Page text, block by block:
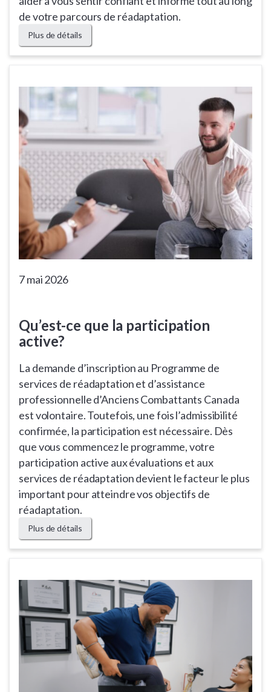
de votre parcours de réadaptation.
Plus de détails
7 mai 2026
Qu’est-ce que la participation
active?
La demande d’inscription au Programme de
services de réadaptation et d’assistance
professionnelle d’Anciens Combattants Canada
est volontaire. Toutefois, une fois l’admissibilité
confirmée, la participation est nécessaire. Dès
que vous commencez le programme, votre
participation active aux évaluations et aux
services de réadaptation devient le facteur le plus
important pour atteindre vos objectifs de
réadaptation.
Plus de détails